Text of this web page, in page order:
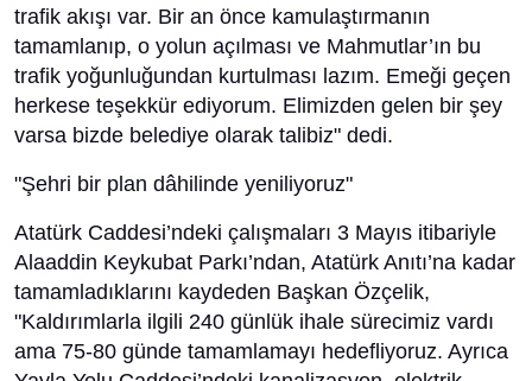
trafik akışı var. Bir an önce kamulaştırmanın
tamamlanıp, o yolun açılması ve Mahmutlar’ın bu
trafik yoğunluğundan kurtulması lazım. Emeği geçen
herkese teşekkür ediyorum. Elimizden gelen bir şey
varsa bizde belediye olarak talibiz" dedi.
"Şehri bir plan dâhilinde yeniliyoruz"
Atatürk Caddesi’ndeki çalışmaları 3 Mayıs itibariyle
Alaaddin Keykubat Parkı’ndan, Atatürk Anıtı’na kadar
tamamladıklarını kaydeden Başkan Özçelik,
"Kaldırımlarla ilgili 240 günlük ihale sürecimiz vardı
ama 75-80 günde tamamlamayı hedefliyoruz. Ayrıca